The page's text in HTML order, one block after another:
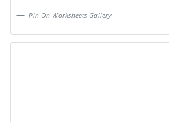
Pin On Worksheets Gallery